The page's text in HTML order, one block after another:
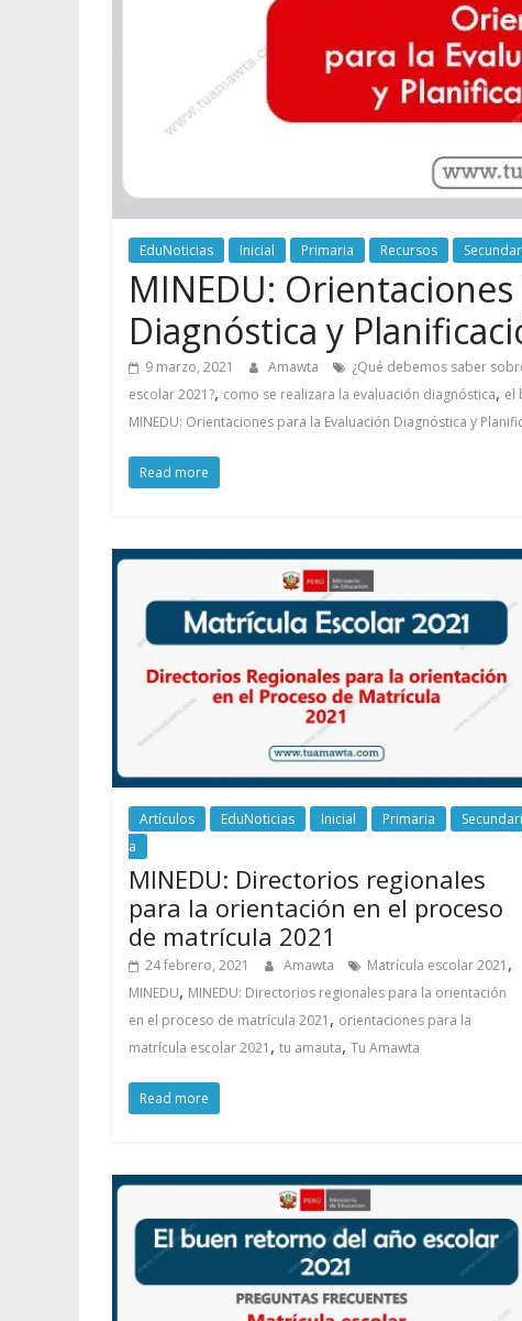
EduNoticias Inicial Primaria Recursos
MINEDU:
Diagnóstica y
9 marzo, 2021 Amawta
¿Qué debemos saber
escolar 2021?, como se realizara la evaluación diagnóstica, el
MINEDU: Orientaciones para la Evaluación Diagnóstica y
Read more
Artículos EduNoticias Inicial Primaria
Secundari
a
MINEDU: Directorios regionales
para la orientación en el proceso
de matrícula 2021
24 febrero, 2021 Amawta Matrícula escolar 2021 ,
MINEDU, MINEDU: Directorios regionales para la orientación
en el proceso de matrícula 2021 , orientaciones para la
matrícula escolar 2021 , tu amauta, Tu Amawta
Read more